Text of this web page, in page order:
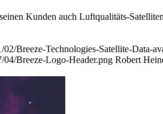
Kunden auch Luftqualitäts-
Breeze-Technologies-Satellite-Data-
04/Breeze-Logo-Header.png Robert